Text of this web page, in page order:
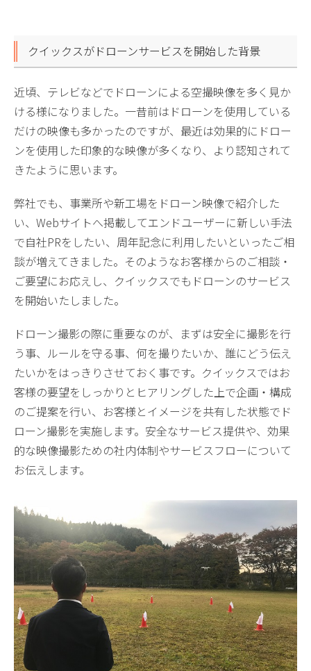
クイックスがドローンサービスを開始した背景
近頃、テレビなどでドローンによる空撮映像を多く見か
ける様になりました。一昔前はドローンを使用している
だけの映像も多かったのですが、最近は効果的にドロー
ンを使用した印象的な映像が多くなり、より認知されて
きたように思います。
弊社でも、事業所や新工場をドローン映像で紹介した
い、Webサイトへ掲載してエンドユーザーに新しい手法
で自社PRをしたい、周年記念に利用したいといったご相
談が増えてきました。そのようなお客様からのご相談・
ご要望にお応えし、クイックスでもドローンのサービス
を開始いたしました。
ドローン撮影の際に重要なのが、まずは安全に撮影を行
う事、ルールを守る事、何を撮りたいか、誰にどう伝え
たいかをはっきりさせておく事です。クイックスではお
客様の要望をしっかりとヒアリングした上で企画・構成
のご提案を行い、お客様とイメージを共有した状態でド
ローン撮影を実施します。安全なサービス提供や、効果
的な映像撮影ための社内体制やサービスフローについて
お伝えします。